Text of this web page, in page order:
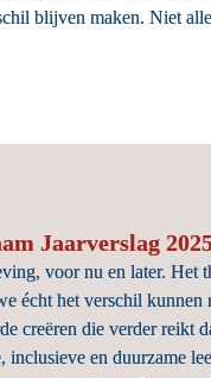
blijven maken. Niet
Jaarverslag
voor nu en later. Het
écht het verschil
creëren die verder reikt
inclusieve en duurzame